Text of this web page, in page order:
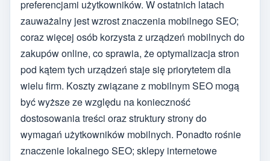
preferencjami użytkowników. W ostatnich latach
zauważalny jest wzrost znaczenia mobilnego SEO;
coraz więcej osób korzysta z urządzeń mobilnych do
zakupów online, co sprawia, że optymalizacja stron
pod kątem tych urządzeń staje się priorytetem dla
wielu firm. Koszty związane z mobilnym SEO mogą
być wyższe ze względu na konieczność
dostosowania treści oraz struktury strony do
wymagań użytkowników mobilnych. Ponadto rośnie
znaczenie lokalnego SEO; sklepy internetowe